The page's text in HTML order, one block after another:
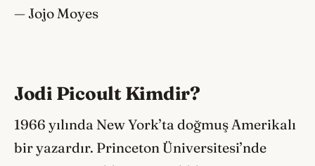
— Jojo Moyes
Jodi Picoult Kimdir?
1966 yılında New York’ta doğmuş Amerikalı
bir yazardır. Princeton Üniversitesi’nde